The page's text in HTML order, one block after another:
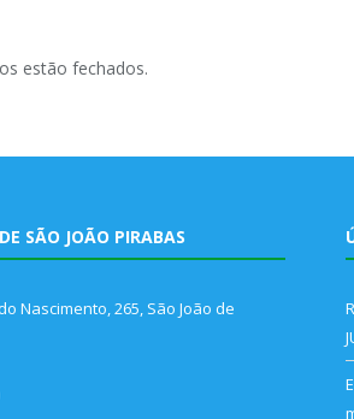
estão fechados.
SÃO JOÃO PIRABAS
Nascimento, 265, São João de